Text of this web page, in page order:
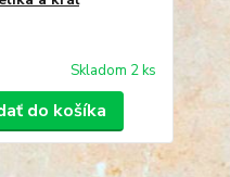
Skladom 2 ks
do košíka